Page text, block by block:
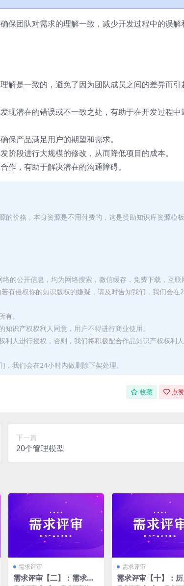
保团队对需求的理解一致，减少开发过程中的误解
解是一致的，避免了因为团队成员之间的差异而引
现潜在的错误或不一致之处，有助于在开发过程中
保产品满足用户的期望和需求。
阶段进行大规模的修改，从而降低项目的成本。
作，有助于解决潜在的沟通障碍。
价格，本身资源是不用付费的，这是赞助知识库资源模
的公开信息，均为网络搜索，微信缓存，免费下载，互联
有侵权你的知识版权的嫌疑，请及时告知我们，我们会在
。
识产权权利人同意，用户不得进行商业使用。
人进行授权，否则，我们将积极配合作品知识产权权利人
我们会在24小时内做删除下架处理。
收藏 点
下一篇
20个管理模型
需求评审
需求评审【二】：需求评
需求评审
需求评审【十】：历